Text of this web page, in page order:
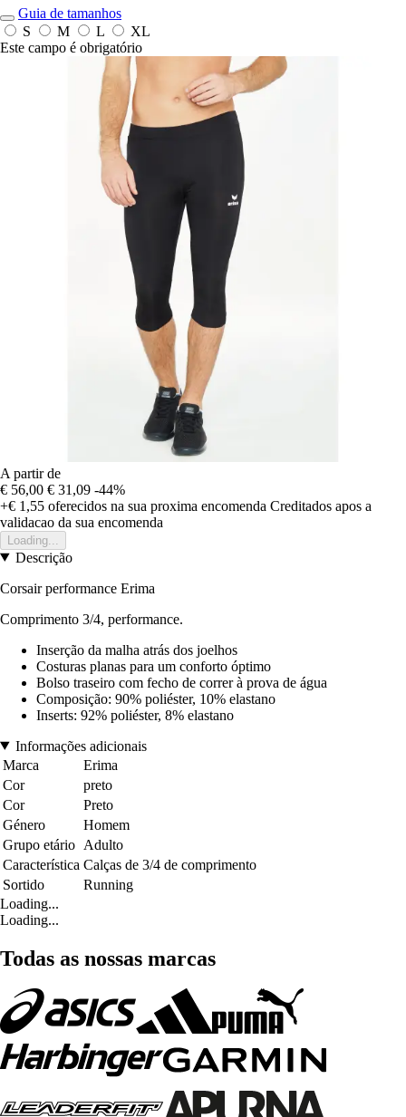
Guia de tamanhos
S
M L
XL
Este campo é obrigatório
A partir de
€ 56,00 € 31,09 -44%
+€ 1,55 oferecidos na sua proxima encomenda Creditados apos a
validacao da sua encomenda
Loading...
Descrição
Corsair performance Erima
Comprimento 3/4, performance.
Inserção da malha atrás dos joelhos
Costuras planas para um conforto óptimo
Bolso traseiro com fecho de correr à prova de água
Composição: 90% poliéster, 10% elastano
Inserts: 92% poliéster, 8% elastano
Informações adicionais
Marca
Erima
Cor
preto
Cor
Preto
Género
Homem
Grupo etário Adulto
Característica Calças de 3/4 de comprimento
Sortido
Running
Loading...
Loading...
Todas as nossas marcas